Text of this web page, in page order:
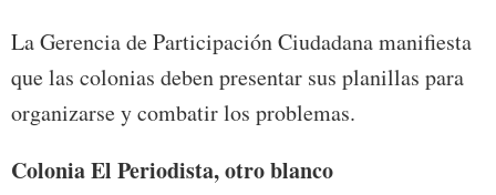
La Gerencia de Participación Ciudadana manifiesta
que las colonias deben presentar sus planillas para
organizarse y combatir los problemas.
Colonia El Periodista, otro blanco